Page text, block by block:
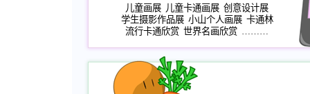
儿童画展 儿童卡通画展 创意设计展
学生摄影作品展 小山个人画展 卡通林
流行卡通欣赏 世界名画欣赏 ………